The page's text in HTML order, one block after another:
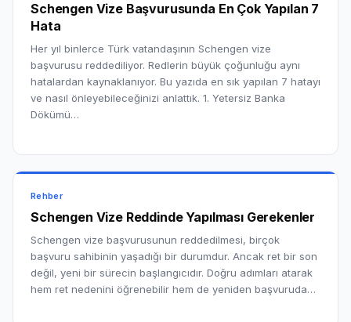
Schengen Vize Başvurusunda En Çok Yapılan 7
Hata
Her yıl binlerce Türk vatandaşının Schengen vize
başvurusu reddediliyor. Redlerin büyük çoğunluğu aynı
hatalardan kaynaklanıyor. Bu yazıda en sık yapılan 7 hatayı
ve nasıl önleyebileceğinizi anlattık. 1. Yetersiz Banka
Dökümü…
Rehber
Schengen Vize Reddinde Yapılması Gerekenler
Schengen vize başvurusunun reddedilmesi, birçok
başvuru sahibinin yaşadığı bir durumdur. Ancak ret bir son
değil, yeni bir sürecin başlangıcıdır. Doğru adımları atarak
hem ret nedenini öğrenebilir hem de yeniden başvuruda…